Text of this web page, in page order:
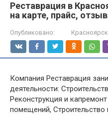
Реставрация в
на карте, прайс,
Опубликовано: Красноярск
Компания Реставрация
деятельности:
Реконструкция и
помещений,